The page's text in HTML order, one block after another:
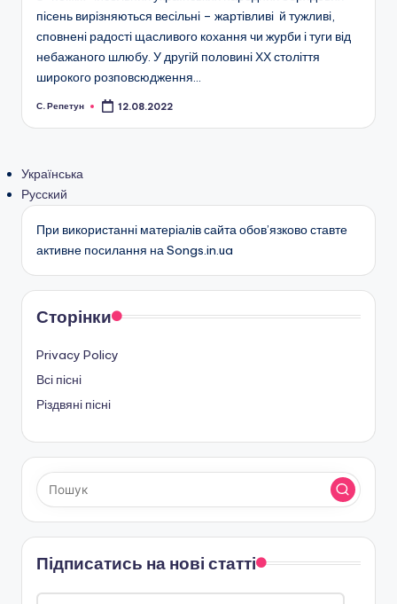
пісень вирізняються весільні – жартівливі й тужливі,
сповнені радості щасливого кохання чи журби і туги від
небажаного шлюбу. У другій половині ХХ століття
широкого розповсюдження…
Опубліковано
С. Репетун 12.08.2022
Українська
Русский
При використанні матеріалів сайта обов’язково ставте
активне посилання на Songs.in.ua
Сторінки
Privacy Policy
Всі пісні
Різдвяні пісні
Підписатись на нові статті